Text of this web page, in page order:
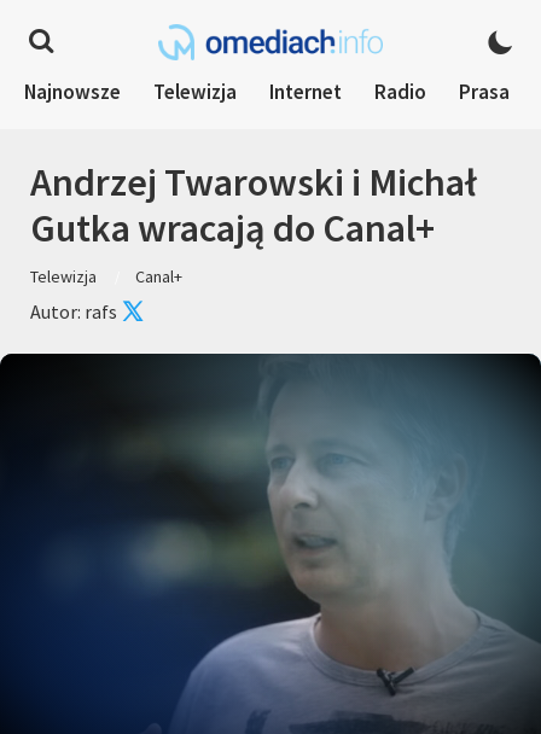
Najnowsze Telewizja Internet Radio Prasa
Andrzej Twarowski i Michał
Gutka wracają do Canal+
Telewizja Canal+
Autor: rafs